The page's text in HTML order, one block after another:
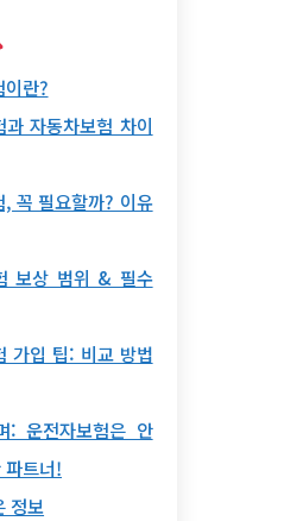
이란?
과 자동차보험 차이
, 꼭 필요할까? 이유
보상 범위 & 필수
가입 팁: 비교 방법
: 운전자보험은 안
파트너!
정보